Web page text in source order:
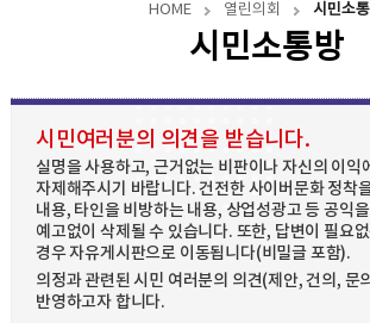
HOME 열린의회 시민소
시민소통방
시민여러분의 의견을 받습니다.
실명을 사용하고, 근거없는 비판이나 자신의 이익
자제해주시기 바랍니다. 건전한 사이버문화 정착
내용, 타인을 비방하는 내용, 상업성광고 등 공익
예고없이 삭제될 수 있습니다. 또한, 답변이 필요
경우 자유게시판으로 이동됩니다(비밀글 포함).
의정과 관련된 시민 여러분의 의견(제안, 건의, 문
반영하고자 합니다.